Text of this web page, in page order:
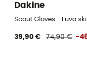
Dakine
Scout Gloves - Luva ski
39,90 € 74,90 € -